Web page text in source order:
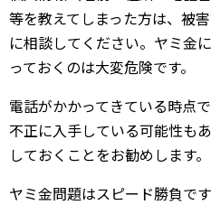
等を教えてしまった方は、被
に相談してください。ヤミ金
っておくのは大変危険です。
電話がかかってきている時点
不正に入手している可能性も
しておくことをお勧めします。
ヤミ金問題はスピード勝負です